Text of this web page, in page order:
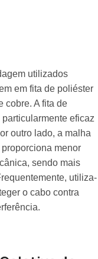
utilizados
em fita de poliéster
cobre. A fita de
eficaz
outro lado, a malha
menor
sendo mais
utiliza-
o cabo contra